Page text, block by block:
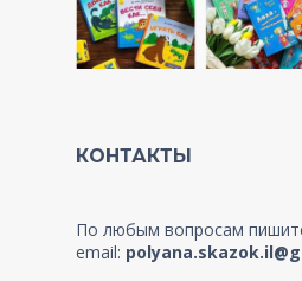
КОНТАКТЫ
По любым вопросам
email: